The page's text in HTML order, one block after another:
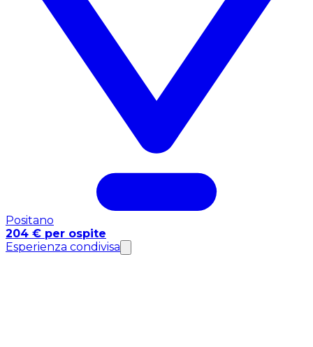
Positano
204 € per ospite
Esperienza condivisa